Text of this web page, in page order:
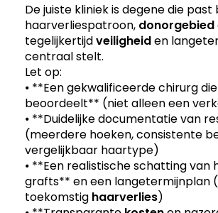
De juiste kliniek is degene die past
haarverliespatroon, donorgebied
tegelijkertijdveiligheiden
centraal stelt.
Let op:
⦁ **Een gekwalificeerde chirurg
beoordeelt** (niet alleen een
⦁ **Duidelijke documentatie van
(meerdere hoeken, consistente
vergelijkbaar haartype)
⦁ **Een realistische schatting van
grafts** en een langetermijnplan
toekomstig haarverlies)